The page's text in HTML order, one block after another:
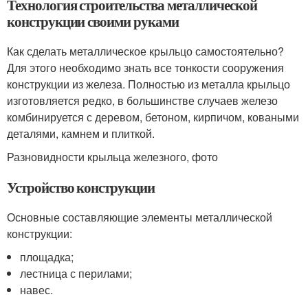
Технология строительства металлической
конструкции своими руками
Как сделать металлическое крыльцо самостоятельно?
Для этого необходимо знать все тонкости сооружения
конструкции из железа. Полностью из металла крыльцо
изготовляется редко, в большинстве случаев железо
комбинируется с деревом, бетоном, кирпичом, коваными
деталями, камнем и плиткой.
Разновидности крыльца железного, фото
Устройство конструкции
Основные составляющие элементы металлической
конструкции:
площадка;
лестница с перилами;
навес.